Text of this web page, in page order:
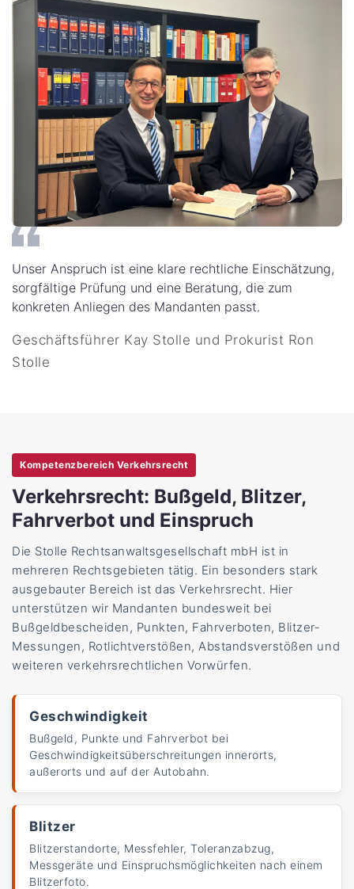
Unser Anspruch ist eine klare rechtliche Einschätzung,
sorgfältige Prüfung und eine Beratung, die zum
konkreten Anliegen des Mandanten passt.
Geschäftsführer Kay Stolle und Prokurist Ron
Stolle
Kompetenzbereich Verkehrsrecht
Verkehrsrecht: Bußgeld, Blitzer,
Fahrverbot und Einspruch
Die Stolle Rechtsanwaltsgesellschaft mbH ist in
mehreren Rechtsgebieten tätig. Ein besonders stark
ausgebauter Bereich ist das Verkehrsrecht. Hier
unterstützen wir Mandanten bundesweit bei
Bußgeldbescheiden, Punkten, Fahrverboten, Blitzer-
Messungen, Rotlichtverstößen, Abstandsverstößen und
weiteren verkehrsrechtlichen Vorwürfen.
Geschwindigkeit
Bußgeld, Punkte und Fahrverbot bei
Geschwindigkeitsüberschreitungen innerorts,
außerorts und auf der Autobahn.
Blitzer
Blitzerstandorte, Messfehler, Toleranzabzug,
Messgeräte und Einspruchsmöglichkeiten nach einem
Blitzerfoto.